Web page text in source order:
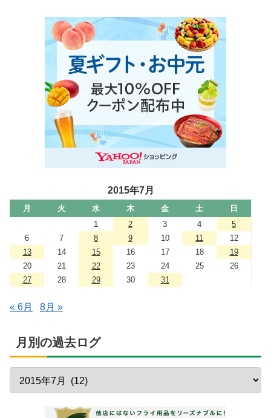
2015年7月
月 火 水 木 金 土
日
1
2 3 4
5
6
7 8 9 10 11
12
13
14 15 16 17 18
19
20
21 22 23 24 25
26
27
28 29 30 31
« 6月 8月 »
月別の過去ログ